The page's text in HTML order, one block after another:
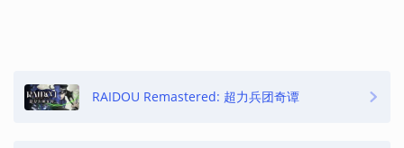
RAIDOU Remastered: 超力兵团奇谭